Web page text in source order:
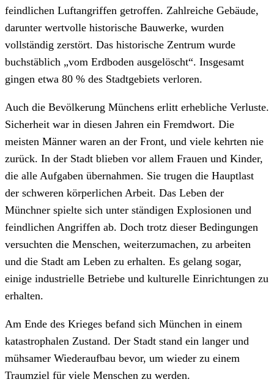
feindlichen Luftangriffen getroffen. Zahlreiche Gebäude,
darunter wertvolle historische Bauwerke, wurden
vollständig zerstört. Das historische Zentrum wurde
buchstäblich „vom Erdboden ausgelöscht“. Insgesamt
gingen etwa 80 % des Stadtgebiets verloren.
Auch die Bevölkerung Münchens erlitt erhebliche Verluste.
Sicherheit war in diesen Jahren ein Fremdwort. Die
meisten Männer waren an der Front, und viele kehrten nie
zurück. In der Stadt blieben vor allem Frauen und Kinder,
die alle Aufgaben übernahmen. Sie trugen die Hauptlast
der schweren körperlichen Arbeit. Das Leben der
Münchner spielte sich unter ständigen Explosionen und
feindlichen Angriffen ab. Doch trotz dieser Bedingungen
versuchten die Menschen, weiterzumachen, zu arbeiten
und die Stadt am Leben zu erhalten. Es gelang sogar,
einige industrielle Betriebe und kulturelle Einrichtungen zu
erhalten.
Am Ende des Krieges befand sich München in einem
katastrophalen Zustand. Der Stadt stand ein langer und
mühsamer Wiederaufbau bevor, um wieder zu einem
Traumziel für viele Menschen zu werden.